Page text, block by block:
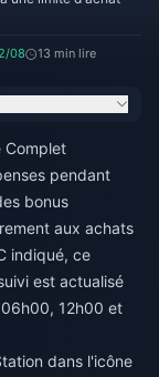
08 13 min lire
Complet
pendant
bonus
aux achats
indiqué, ce
est actualisé
12h00 et
dans l'icône